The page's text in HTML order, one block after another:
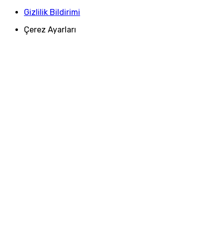
Gizlilik Bildirimi
Çerez Ayarları